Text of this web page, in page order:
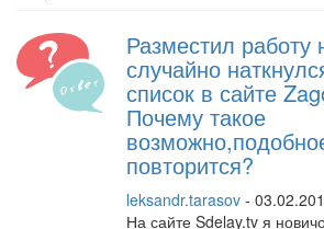
Разместил работу
случайно
список в сайте
Почему такое
повторится?
leksandr.tarasov -
На сайте Sdelay.tv я